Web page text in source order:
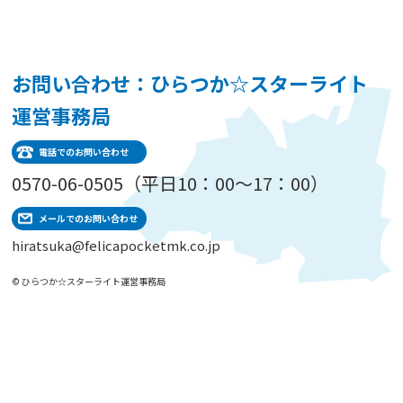
お問い合わせ：ひらつか☆スターライト
運営事務局
電話でのお問い合わせ
0570-06-0505（平日10：00～17：00）
メールでのお問い合わせ
hiratsuka@felicapocketmk.co.jp
© ひらつか☆スターライト運営事務局